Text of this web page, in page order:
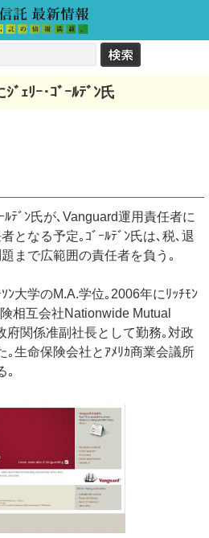
ﾞｪﾘｰ･ｺﾞｰﾙﾃﾞﾝ氏
ﾙﾃﾞﾝ氏が､Vanguard運用責任者に
となる予定｡ｺﾞｰﾙﾃﾞﾝ氏は､税､退
まで広範囲の責任者を負う｡
ﾝ大学のM.A.学位｡2006年にﾘｯﾁﾓﾝ
相互会社Nationwide Mutual
府関係准副社長として勤務｡対政
｡生命保険会社とｱﾒﾘｶ商業会議所
｡